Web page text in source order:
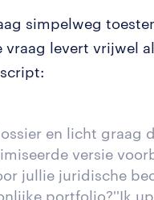
simpelweg
vraag levert vrijwel
en licht graag
versie
jullie juridische
portfolio?''Ik